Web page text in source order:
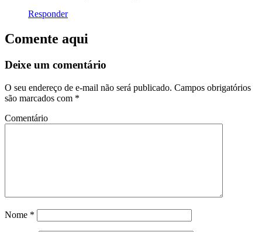
Responder
Comente aqui
Deixe um comentário
O seu endereço de e-mail não será publicado. Campos obrigatórios
são marcados com *
Comentário
Nome *